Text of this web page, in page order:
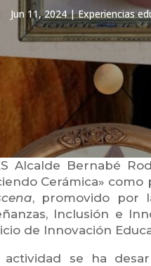
Jun 11, 2024|Experiencias
Alcalde Bernabé
Cerámica»
, promovido por
Inclusión e
de Innovación
actividad se ha